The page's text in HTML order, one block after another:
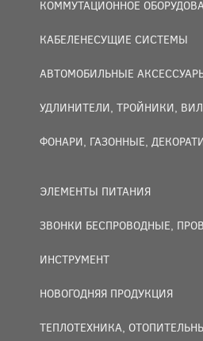
КОММУТАЦИОННОЕ
КАБЕЛЕНЕСУЩИЕ СИСТЕМЫ
АВТОМОБИЛЬНЫЕ
УДЛИНИТЕЛИ, ТРОЙНИКИ,
ФОНАРИ, ГАЗОННЫЕ,
ЭЛЕМЕНТЫ ПИТАНИЯ
ЗВОНКИ БЕСПРОВОДНЫЕ,
ИНСТРУМЕНТ
НОВОГОДНЯЯ ПРОДУКЦИЯ
ТЕПЛОТЕХНИКА,